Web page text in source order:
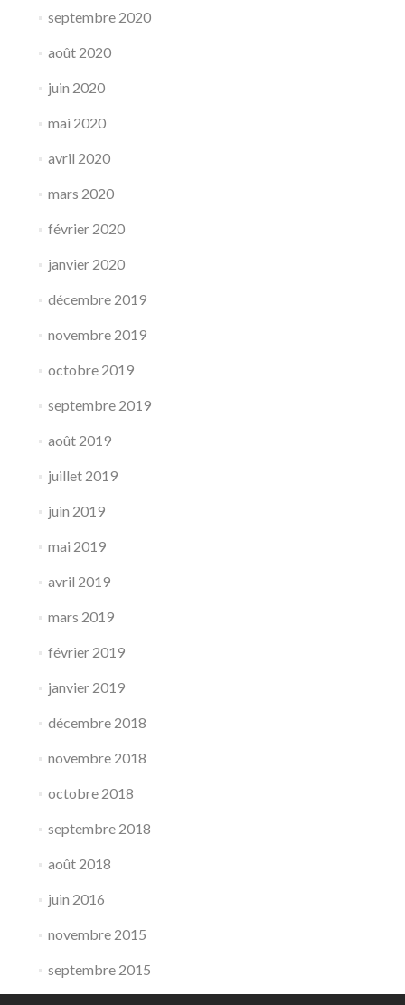
septembre 2020
août 2020
juin 2020
mai 2020
avril 2020
mars 2020
février 2020
janvier 2020
décembre 2019
novembre 2019
octobre 2019
septembre 2019
août 2019
juillet 2019
juin 2019
mai 2019
avril 2019
mars 2019
février 2019
janvier 2019
décembre 2018
novembre 2018
octobre 2018
septembre 2018
août 2018
juin 2016
novembre 2015
septembre 2015